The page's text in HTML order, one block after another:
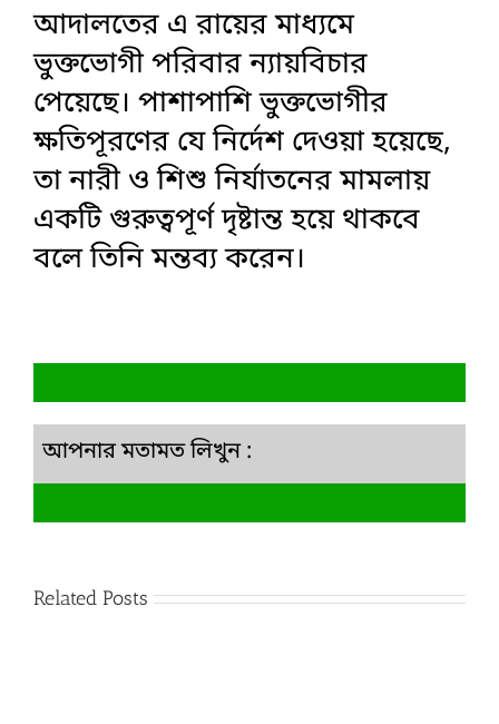
আদালতের এ রায়ের মাধ্যমে
ভুক্তভোগী পরিবার ন্যায়বিচার
পেয়েছে। পাশাপাশি ভুক্তভোগীর
ক্ষতিপূরণের যে নির্দেশ দেওয়া হয়েছে,
তা নারী ও শিশু নির্যাতনের মামলায়
একটি গুরুত্বপূর্ণ দৃষ্টান্ত হয়ে থাকবে
বলে তিনি মন্তব্য করেন।
আপনার মতামত লিখুন :
Related Posts